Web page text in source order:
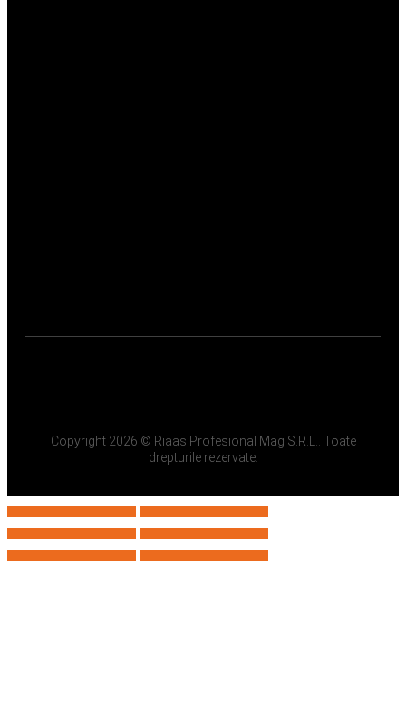
Copyright 2026 © Riaas Profesional Mag S.R.L.. Toate
drepturile rezervate.